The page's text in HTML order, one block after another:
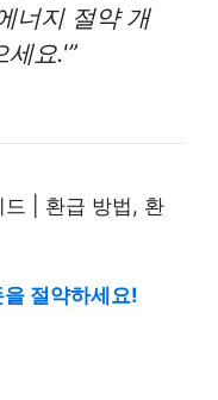
너지 절약 개
요.'”
절약하세요!